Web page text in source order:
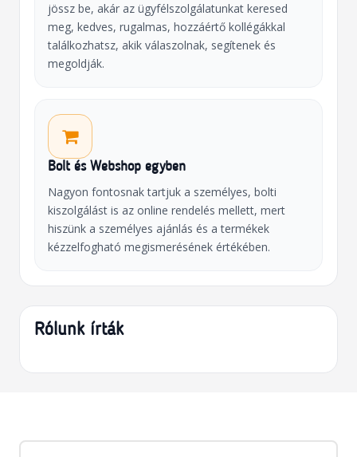
jössz be, akár az ügyfélszolgálatunkat keresed
meg, kedves, rugalmas, hozzáértő kollégákkal
találkozhatsz, akik válaszolnak, segítenek és
megoldják.
Bolt és Webshop egyben
Nagyon fontosnak tartjuk a személyes, bolti
kiszolgálást is az online rendelés mellett, mert
hiszünk a személyes ajánlás és a termékek
kézzelfogható megismerésének értékében.
Rólunk írták